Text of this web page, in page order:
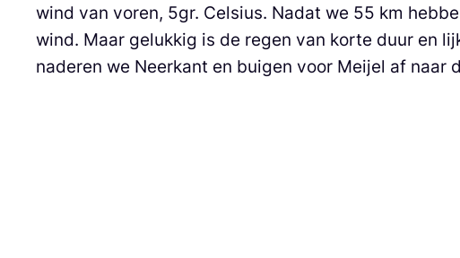
wind van voren, 5gr. Celsius. Nadat we 55 km
wind. Maar gelukkig is de regen van korte duur en
naderen we Neerkant en buigen voor Meijel af naar